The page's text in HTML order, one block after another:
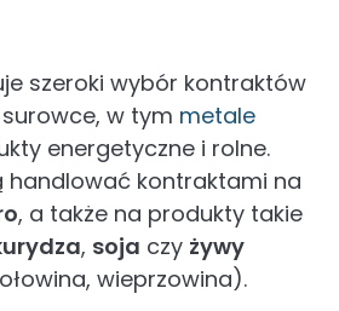
szeroki wybór kontraktów
w tym metale
energetyczne i rolne.
handlować kontraktami na
, a także na produkty takie
, soja czy żywy
wieprzowina).